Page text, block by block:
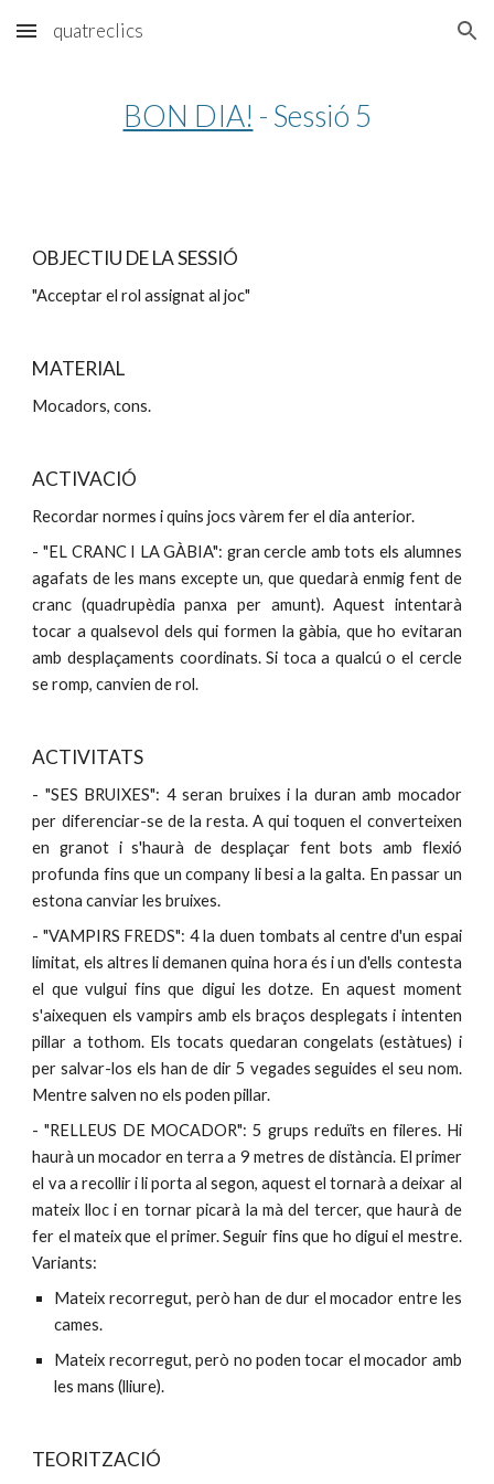
Skip to main content Skip to navigation
quatreclics
BON DIA! - Sessió 5
OBJECTIU DE LA SESSIÓ
"Acceptar el rol assignat al joc"
MATERIAL
Mocadors, cons.
ACTIVACIÓ
Recordar normes i quins jocs vàrem fer el dia anterior.
- "EL CRANC I LA GÀBIA": gran cercle amb tots els alumnes
agafats de les mans excepte un, que quedarà enmig fent de
cranc (quadrupèdia panxa per amunt). Aquest intentarà
tocar a qualsevol dels qui formen la gàbia, que ho evitaran
amb desplaçaments coordinats. Si toca a qualcú o el cercle
se romp, canvien de rol.
ACTIVITATS
- "SES BRUIXES": 4 seran bruixes i la duran amb mocador
per diferenciar-se de la resta. A qui toquen el converteixen
en granot i s'haurà de desplaçar fent bots amb flexió
profunda fins que un company li besi a la galta. En passar un
estona canviar les bruixes.
- "VAMPIRS FREDS": 4 la duen tombats al centre d'un espai
limitat, els altres li demanen quina hora és i un d'ells contesta
el que vulgui fins que digui les dotze. En aquest moment
s'aixequen els vampirs amb els braços desplegats i intenten
pillar a tothom. Els tocats quedaran congelats (estàtues) i
per salvar-los els han de dir 5 vegades seguides el seu nom.
Mentre salven no els poden pillar.
- "RELLEUS DE MOCADOR": 5 grups reduïts en fileres. Hi
haurà un mocador en terra a 9 metres de distància. El primer
el va a recollir i li porta al segon, aquest el tornarà a deixar al
mateix lloc i en tornar picarà la mà del tercer, que haurà de
fer el mateix que el primer. Seguir fins que ho digui el mestre.
Variants:
Mateix recorregut, però han de dur el mocador entre les
cames.
Mateix recorregut, però no poden tocar el mocador amb
les mans (lliure).
TEORITZACIÓ